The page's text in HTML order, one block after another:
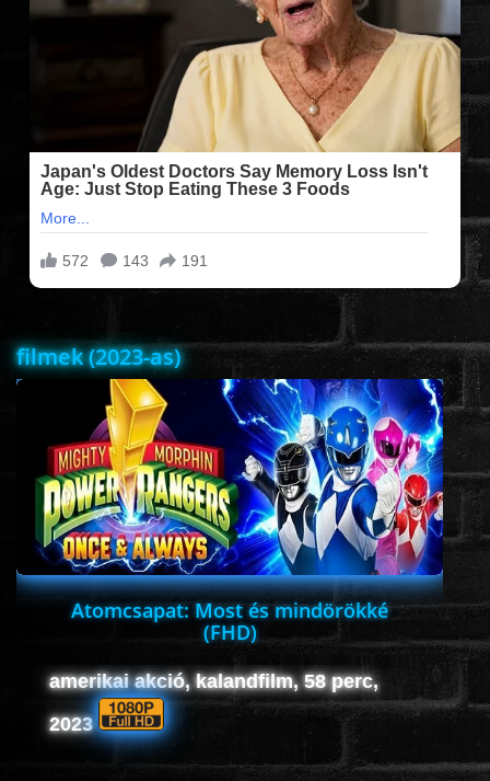
FILMEK (2023-AS)
FILMEK (2022-ES)
FELIRATOS FILMEK
VÍGJÁTÉK
HORROR
SCI-FI
ANIMÁCIÓS
FANTASY
filmek (2023-as)
Atomcsapat: Most és mindörökké
(FHD)
amerikai akció, kalandfilm, 58 perc,
2023